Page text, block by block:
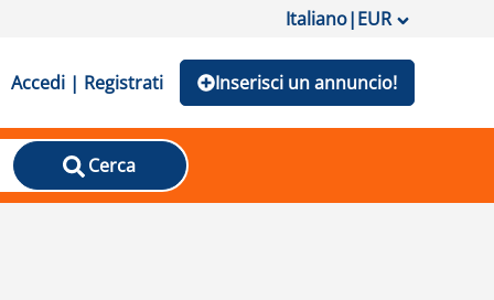
Italiano|EUR
Accedi | Registrati Inserisci un annuncio!
Cerca